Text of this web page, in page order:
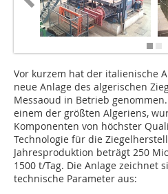
Vor kurzem hat der italienische
neue Anlage des algerischen
Messaoud in Betrieb
einem der größten Algeriens,
Komponenten von höchster
Technologie für die
Jahresproduktion beträgt 250
1500 t/Tag. Die Anlage zeichnet
technische Parameter aus: